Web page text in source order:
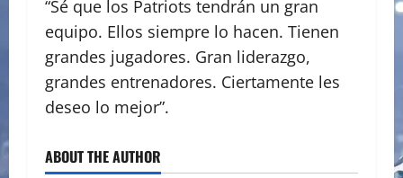
“Sé que los Patriots tendrán un gran
equipo. Ellos siempre lo hacen. Tienen
grandes jugadores. Gran liderazgo,
grandes entrenadores. Ciertamente les
deseo lo mejor”.
ABOUT THE AUTHOR